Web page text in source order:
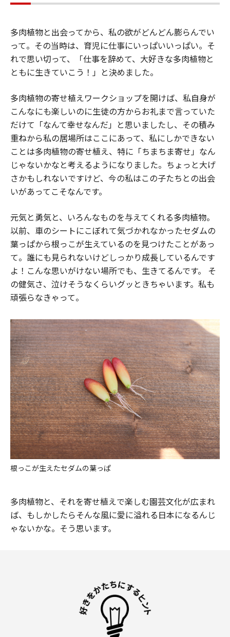
多肉植物と出会ってから、私の欲がどんどん膨らんでい
って。その当時は、育児に仕事にいっぱいいっぱい。そ
れで思い切って、「仕事を辞めて、大好きな多肉植物と
ともに生きていこう！」と決めました。
多肉植物の寄せ植えワークショップを開けば、私自身が
こんなにも楽しいのに生徒の方からお礼まで言っていた
だけて「なんて幸せなんだ」と思いましたし、その積み
重ねから私の居場所はここにあって、私にしかできない
ことは多肉植物の寄せ植え、特に「ちまちま寄せ」なん
じゃないかなと考えるようになりました。ちょっと大げ
さかもしれないですけど、今の私はこの子たちとの出会
いがあってこそなんです。
元気と勇気と、いろんなものを与えてくれる多肉植物。
以前、車のシートにこぼれて気づかれなかったセダムの
葉っぱから根っこが生えているのを見つけたことがあっ
て。誰にも見られないけどしっかり成長しているんです
よ！こんな思いがけない場所でも、生きてるんです。 そ
の健気さ、泣けそうなくらいグッときちゃいます。私も
頑張らなきゃって。
根っこが生えたセダムの葉っぱ
多肉植物と、それを寄せ植えで楽しむ園芸文化が広まれ
ば、もしかしたらそんな風に愛に溢れる日本になるんじ
ゃないかな。そう思います。